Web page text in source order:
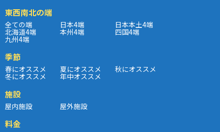
東西南北の端
全ての端 日本4端 日本本土4端
北海道4端 本州4端 四国4端
九州4端
季節
春にオススメ 夏にオススメ 秋にオススメ
冬にオススメ 年中オススメ
施設
屋内施設 屋外施設
料金